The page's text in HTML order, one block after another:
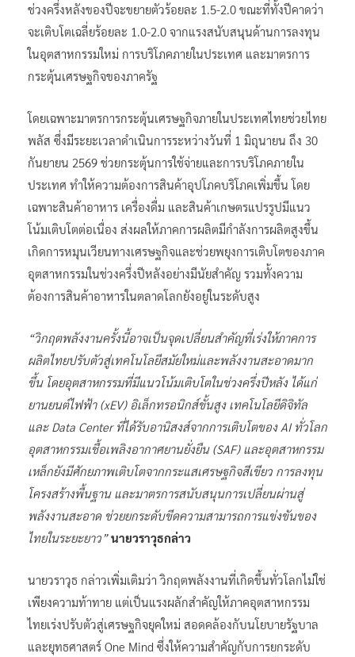
ช่วงครึ่งหลังของปีจะขยายตัวร้อยละ 1.5-2.0 ขณะที่ทั้งปีคาดว่า
จะเติบโตเฉลี่ยร้อยละ 1.0-2.0 จากแรงสนับสนุนด้านการลงทุน
ในอุตสาหกรรมใหม่ การบริโภคภายในประเทศ และมาตรการ
กระตุ้นเศรษฐกิจของภาครัฐ
โดยเฉพาะมาตรการกระตุ้นเศรษฐกิจภายในประเทศไทยช่วยไทย
พลัส ซึ่งมีระยะเวลาดำเนินการระหว่างวันที่ 1 มิถุนายน ถึง 30
กันยายน 2569 ช่วยกระตุ้นการใช้จ่ายและการบริโภคภายใน
ประเทศ ทำให้ความต้องการสินค้าอุปโภคบริโภคเพิ่มขึ้น โดย
เฉพาะสินค้าอาหาร เครื่องดื่ม และสินค้าเกษตรแปรรูปมีแนว
โน้มเติบโตต่อเนื่อง ส่งผลให้ภาคการผลิตมีกำลังการผลิตสูงขึ้น
เกิดการหมุนเวียนทางเศรษฐกิจและช่วยพยุงการเติบโตของภาค
อุตสาหกรรมในช่วงครึ่งปีหลังอย่างมีนัยสำคัญ รวมทั้งความ
ต้องการสินค้าอาหารในตลาดโลกยังอยู่ในระดับสูง
“วิกฤตพลังงานครั้งนี้อาจเป็นจุดเปลี่ยนสำคัญที่เร่งให้ภาคการ
ผลิตไทยปรับตัวสู่เทคโนโลยีสมัยใหม่และพลังงานสะอาดมาก
ขึ้น โดยอุตสาหกรรมที่มีแนวโน้มเติบโตในช่วงครึ่งปีหลัง ได้แก่
ยานยนต์ไฟฟ้า (xEV) อิเล็กทรอนิกส์ขั้นสูง เทคโนโลยีดิจิทัล
และ Data Center ที่ได้รับอานิสงส์จากการเติบโตของ AI ทั่วโลก
อุตสาหกรรมเชื้อเพลิงอากาศยานยั่งยืน (SAF) และอุตสาหกรรม
เหล็กยังมีศักยภาพเติบโตจากกระแสเศรษฐกิจสีเขียว การลงทุน
โครงสร้างพื้นฐาน และมาตรการสนับสนุนการเปลี่ยนผ่านสู่
พลังงานสะอาด ช่วยยกระดับขีดความสามารถการแข่งขันของ
ไทยในระยะยาว” นายวราวุธกล่าว
นายวราวุธ กล่าวเพิ่มเติมว่า วิกฤตพลังงานที่เกิดขึ้นทั่วโลกไม่ใช่
เพียงความท้าทาย แต่เป็นแรงผลักสำคัญให้ภาคอุตสาหกรรม
ไทยเร่งปรับตัวสู่เศรษฐกิจยุคใหม่ สอดคล้องกับนโยบายรัฐบาล
และยุทธศาสตร์ One Mind ซึ่งให้ความสำคัญกับการยกระดับ